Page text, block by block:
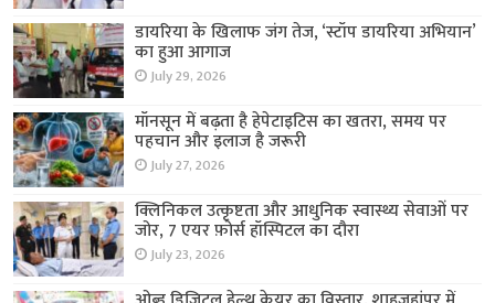
डायरिया के खिलाफ जंग तेज, ‘स्टॉप डायरिया अभियान’
का हुआ आगाज
July 29, 2026
मॉनसून में बढ़ता है हेपेटाइटिस का खतरा, समय पर
पहचान और इलाज है जरूरी
July 27, 2026
क्लिनिकल उत्कृष्टता और आधुनिक स्वास्थ्य सेवाओं पर
जोर, 7 एयर फ़ोर्स हॉस्पिटल का दौरा
July 23, 2026